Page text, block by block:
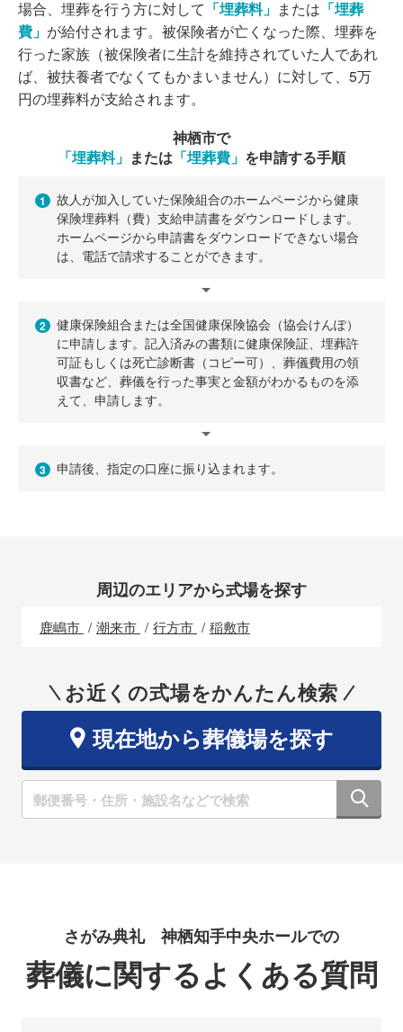
場合、埋葬を行う方に対して 「埋葬料」 または 「埋葬
費」 が給付されます。被保険者が亡くなった際、埋葬を
行った家族（被保険者に生計を維持されていた人であれ
ば、被扶養者でなくてもかまいません）に対して、5万
円の埋葬料が支給されます。
神栖市で
「埋葬料」 または 「埋葬費」 を申請する手順
1
故人が加入していた保険組合のホームページから健康
保険埋葬料（費）支給申請書をダウンロードします。
ホームページから申請書をダウンロードできない場合
は、電話で請求することができます。
2
健康保険組合または全国健康保険協会（協会けんぽ）
に申請します。記入済みの書類に健康保険証、埋葬許
可証もしくは死亡診断書（コピー可）、葬儀費用の領
収書など、葬儀を行った事実と金額がわかるものを添
えて、申請します。
3 申請後、指定の口座に振り込まれます。
周辺のエリアから式場を探す
鹿嶋市 潮来市 行方市 稲敷市
お近くの式場をかんたん検索
現在地から葬儀場を探す
さがみ典礼 神栖知手中央ホールでの
葬儀に関するよくある質問